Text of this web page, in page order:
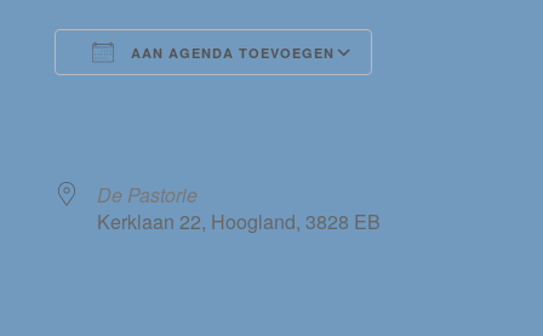
AAN AGENDA TOEVOEGEN
De Pastorie
Kerklaan 22, Hoogland, 3828 EB